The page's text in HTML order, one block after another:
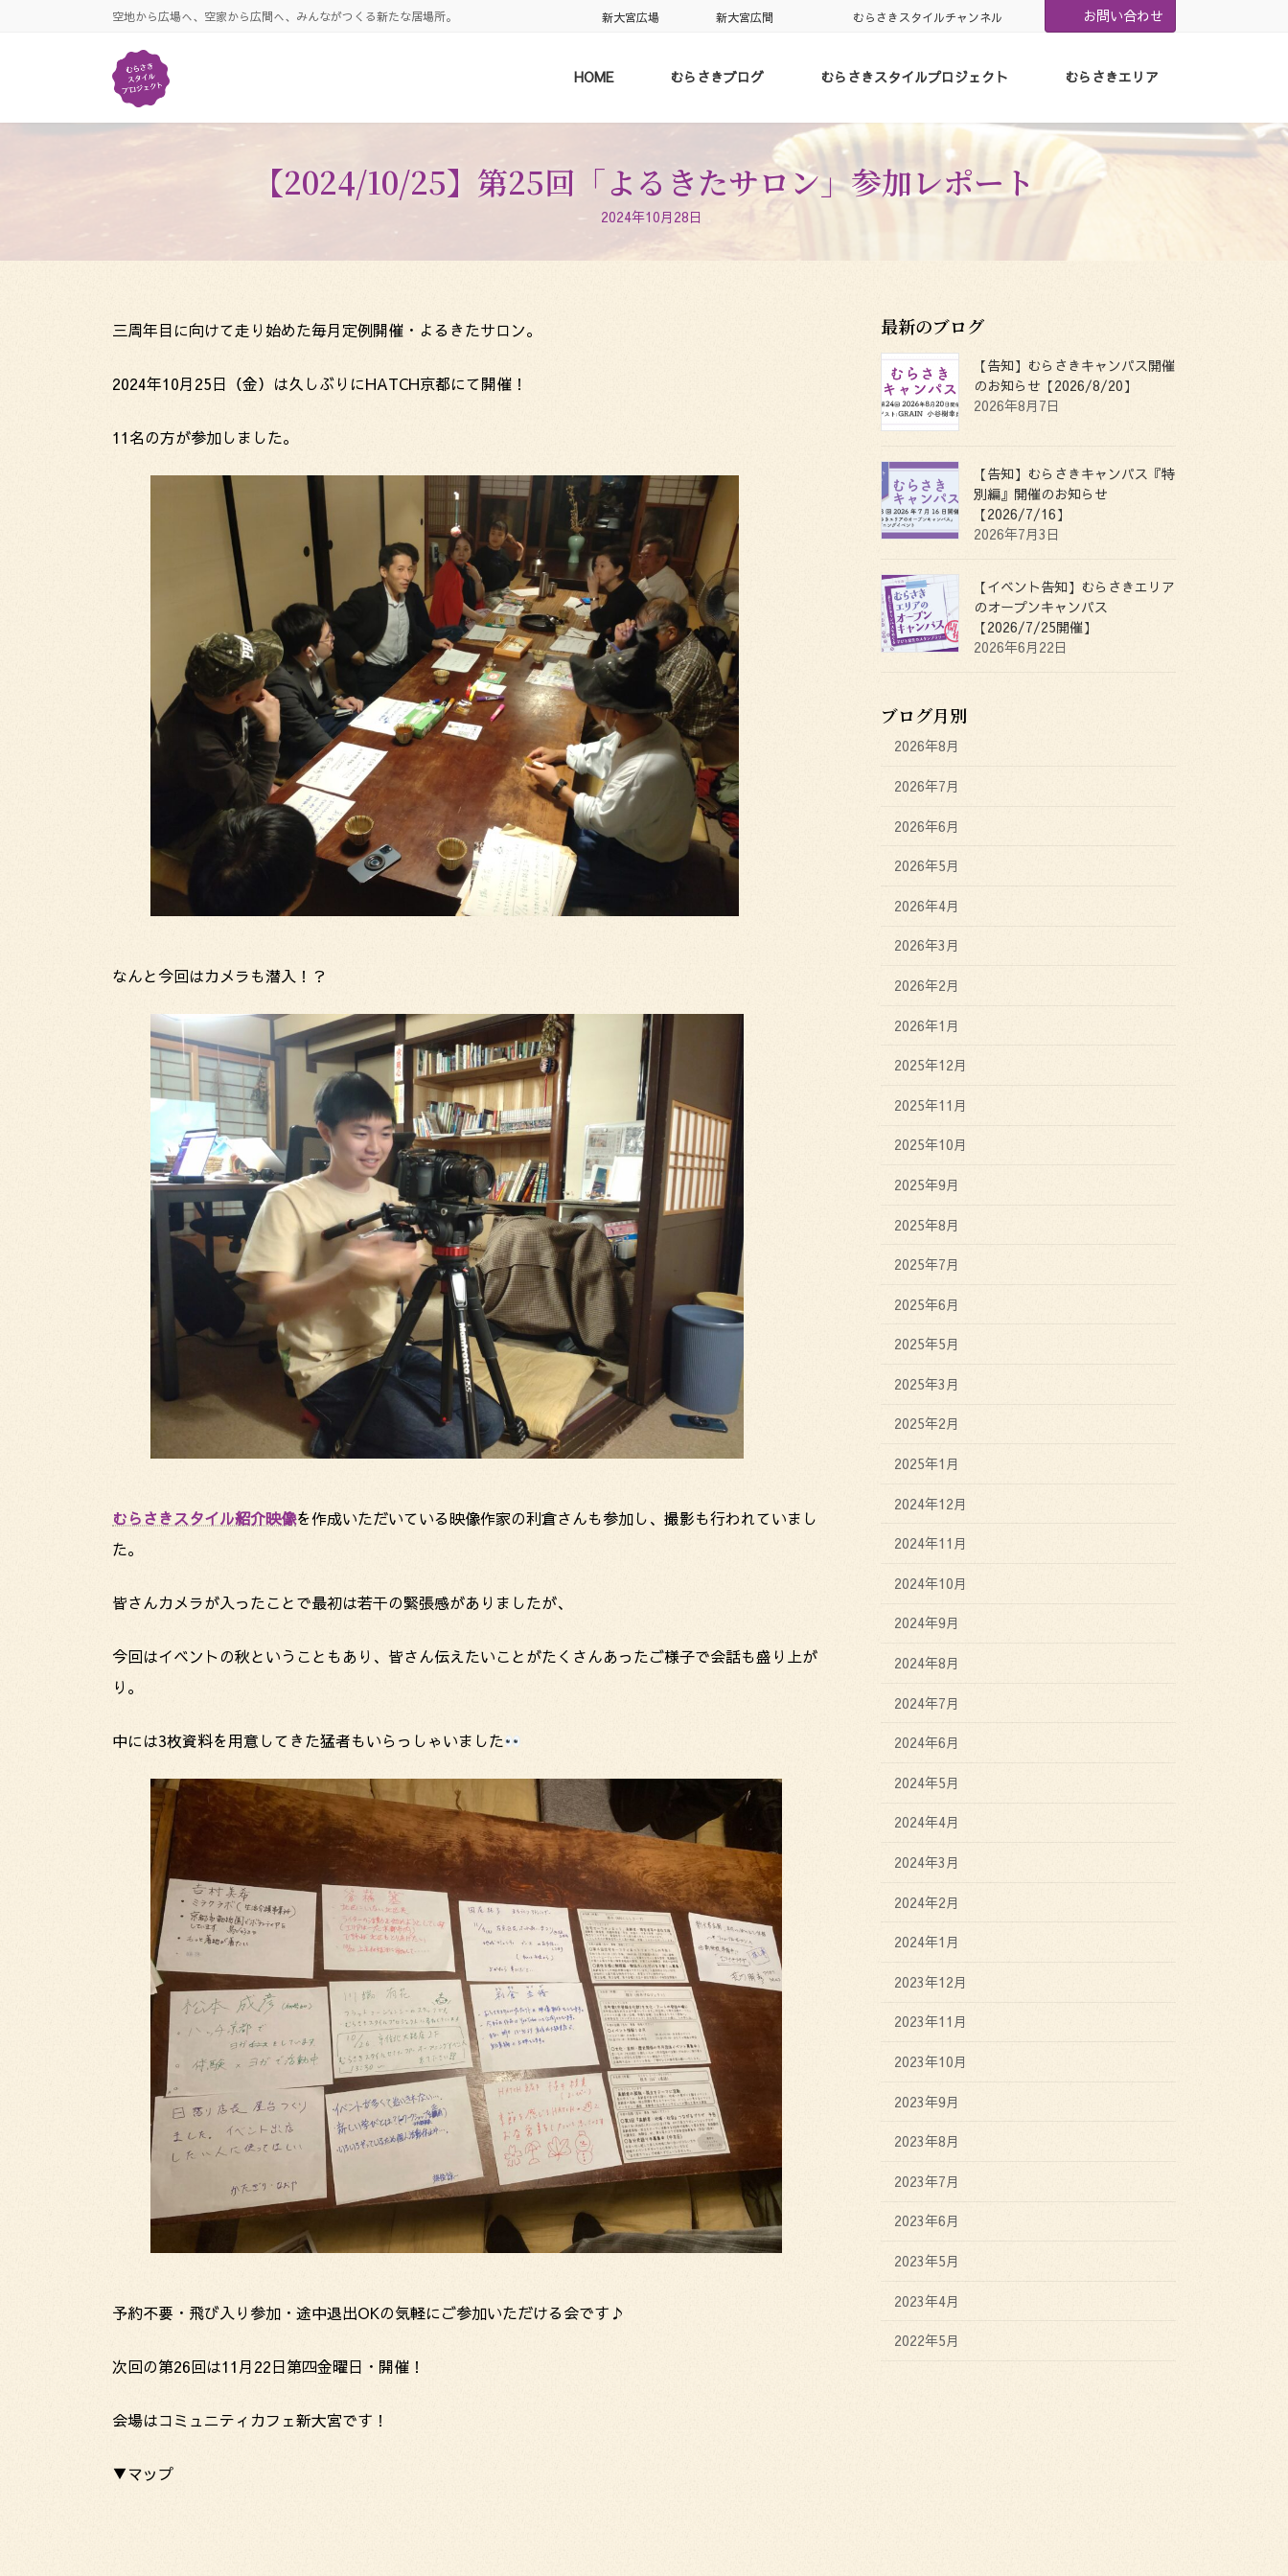
へ
ョ
空地から広場へ、空家から広間へ、みんながつくる新たな居場所。 新大宮広場 新大宮広間 むらさきスタイルチャンネル お問い合わせ
HOME むらさきブログ むらさきスタイルプロジェクト むらさきエリア
【2024/10/25】第25回「よるきたサロン」参加レポート
2024年10月28日
三周年目に向けて走り始めた毎月定例開催・よるきたサロン。
2024年10月25日（金）は久しぶりにHATCH京都にて開催！
11名の方が参加しました。
なんと今回はカメラも潜入！？
むらさきスタイル紹介映像を作成いただいている映像作家の利倉さんも参加し、撮影も行われていまし
た。
皆さんカメラが入ったことで最初は若干の緊張感がありましたが、
今回はイベントの秋ということもあり、皆さん伝えたいことがたくさんあったご様子で会話も盛り上が
り。
中には3枚資料を用意してきた猛者もいらっしゃいました
予約不要・飛び入り参加・途中退出OKの気軽にご参加いただける会です♪
次回の第26回は11月22日第四金曜日・開催！
会場はコミュニティカフェ新大宮です！
▼マップ
最新のブログ
【告知】むらさきキャンパス開催
のお知らせ【2026/8/20】
2026年8月7日
【告知】むらさきキャンパス『特
別編』開催のお知らせ
【2026/7/16】
2026年7月3日
【イベント告知】むらさきエリア
のオープンキャンパス
【2026/7/25開催】
2026年6月22日
ブログ月別
2026年8月
2026年7月
2026年6月
2026年5月
2026年4月
2026年3月
2026年2月
2026年1月
2025年12月
2025年11月
2025年10月
2025年9月
2025年8月
2025年7月
2025年6月
2025年5月
2025年3月
2025年2月
2025年1月
2024年12月
2024年11月
2024年10月
2024年9月
2024年8月
2024年7月
2024年6月
2024年5月
2024年4月
2024年3月
2024年2月
2024年1月
2023年12月
2023年11月
2023年10月
2023年9月
2023年8月
2023年7月
2023年6月
2023年5月
2023年4月
2022年5月